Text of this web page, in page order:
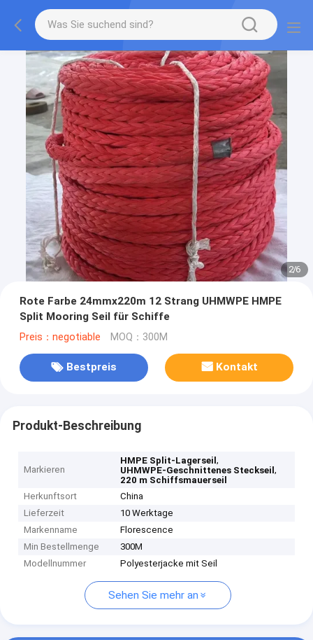
2/6
Rote Farbe 24mmx220m 12 Strang UHMWPE HMPE
Split Mooring Seil für Schiffe
Preis：negotiable MOQ：300M
Bestpreis Kontakt
Produkt-Beschreibung
Markieren
HMPE Split-Lagerseil,
UHMWPE-Geschnittenes Steckseil,
220 m Schiffsmauerseil
Herkunftsort
China
Lieferzeit
10 Werktage
Markenname
Florescence
Min Bestellmenge
300M
Modellnummer
Polyesterjacke mit Seil
Sehen Sie mehr an